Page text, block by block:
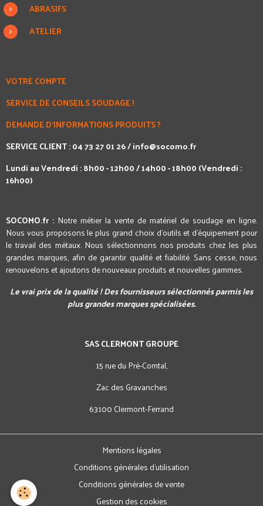
ABRASIFS
ATELIER
VOTRE COMPTE
SERVICE DE CONSEILS SOUDAGE !
DEMANDE D'INFORMATIONS PRODUITS ?
SERVICE CLIENT : 04 73 27 01 26 /info@socomo.fr
Lundi au Vendredi : 8h00 - 12h00 / 14h00 - 18h00 (Vendredi :
16h00)
SOCOMO.fr : Notre métier la vente de matériel de soudage en ligne.
Nous vous proposons le plus grand choix d'outils et d'équipement pour
le travail des métaux. Nous sélectionnons nos produits chez les plus
grandes marques, afin de garantir qualité et fiabilité. Sans cesse, nous
renouvelons et ajoutons de nouveaux produits et nouvelles gammes.
Le vrai prix de la qualité ! Des fournisseurs sélectionnés parmis les
plus grandes marques spécialisées.
SAS CLERMONT GROUPE
15 rue du Pré-Comtal,
Zac des Gravanches
63100 Clermont-Ferrand
Mentions légales
Conditions générales d'utilisation
Conditions générales de vente
Gestion des cookies